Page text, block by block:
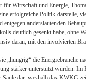
für Wirtschaft und Energie,
erfolgreiche Politik darstelle,
anderslautenden
deutlich gesenkt habe, ohne
daran, mit den involvierten
„hungrig“ die Energiebranche
stärker unterstützt würden. Im